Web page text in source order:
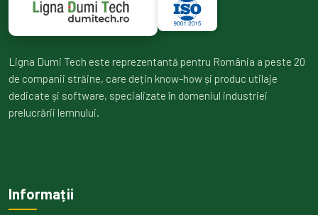
Ligna Dumi Tech este reprezentantă pentru România a peste 20
de companii străine, care dețin know-how și produc utilaje
dedicate și software, specializate în domeniul industriei
prelucrării lemnului.
Informații